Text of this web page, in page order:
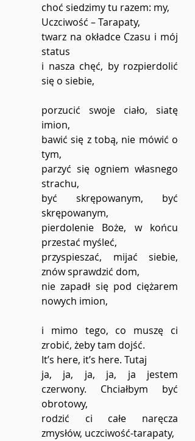
choć siedzimy tu razem: my,
Uczciwość – Tarapaty,
twarz na okładce Czasu i mój
status
i nasza chęć, by rozpierdolić
się o siebie,
porzucić swoje ciało, siatę
imion,
bawić się z tobą, nie mówić o
tym,
parzyć się ogniem własnego
strachu,
być skrępowanym, być
skrępowanym,
pierdolenie Boże, w końcu
przestać myśleć,
przyspieszać, mijać siebie,
znów sprawdzić dom,
nie zapadł się pod ciężarem
nowych imion,
i mimo tego, co muszę ci
zrobić, żeby tam dojść.
It’s here, it’s here. Tutaj
ja, ja, ja, ja, ja jestem
czerwony. Chciałbym być
obrotowy,
rodzić ci całe naręcza
zmysłów, uczciwość-tarapaty,